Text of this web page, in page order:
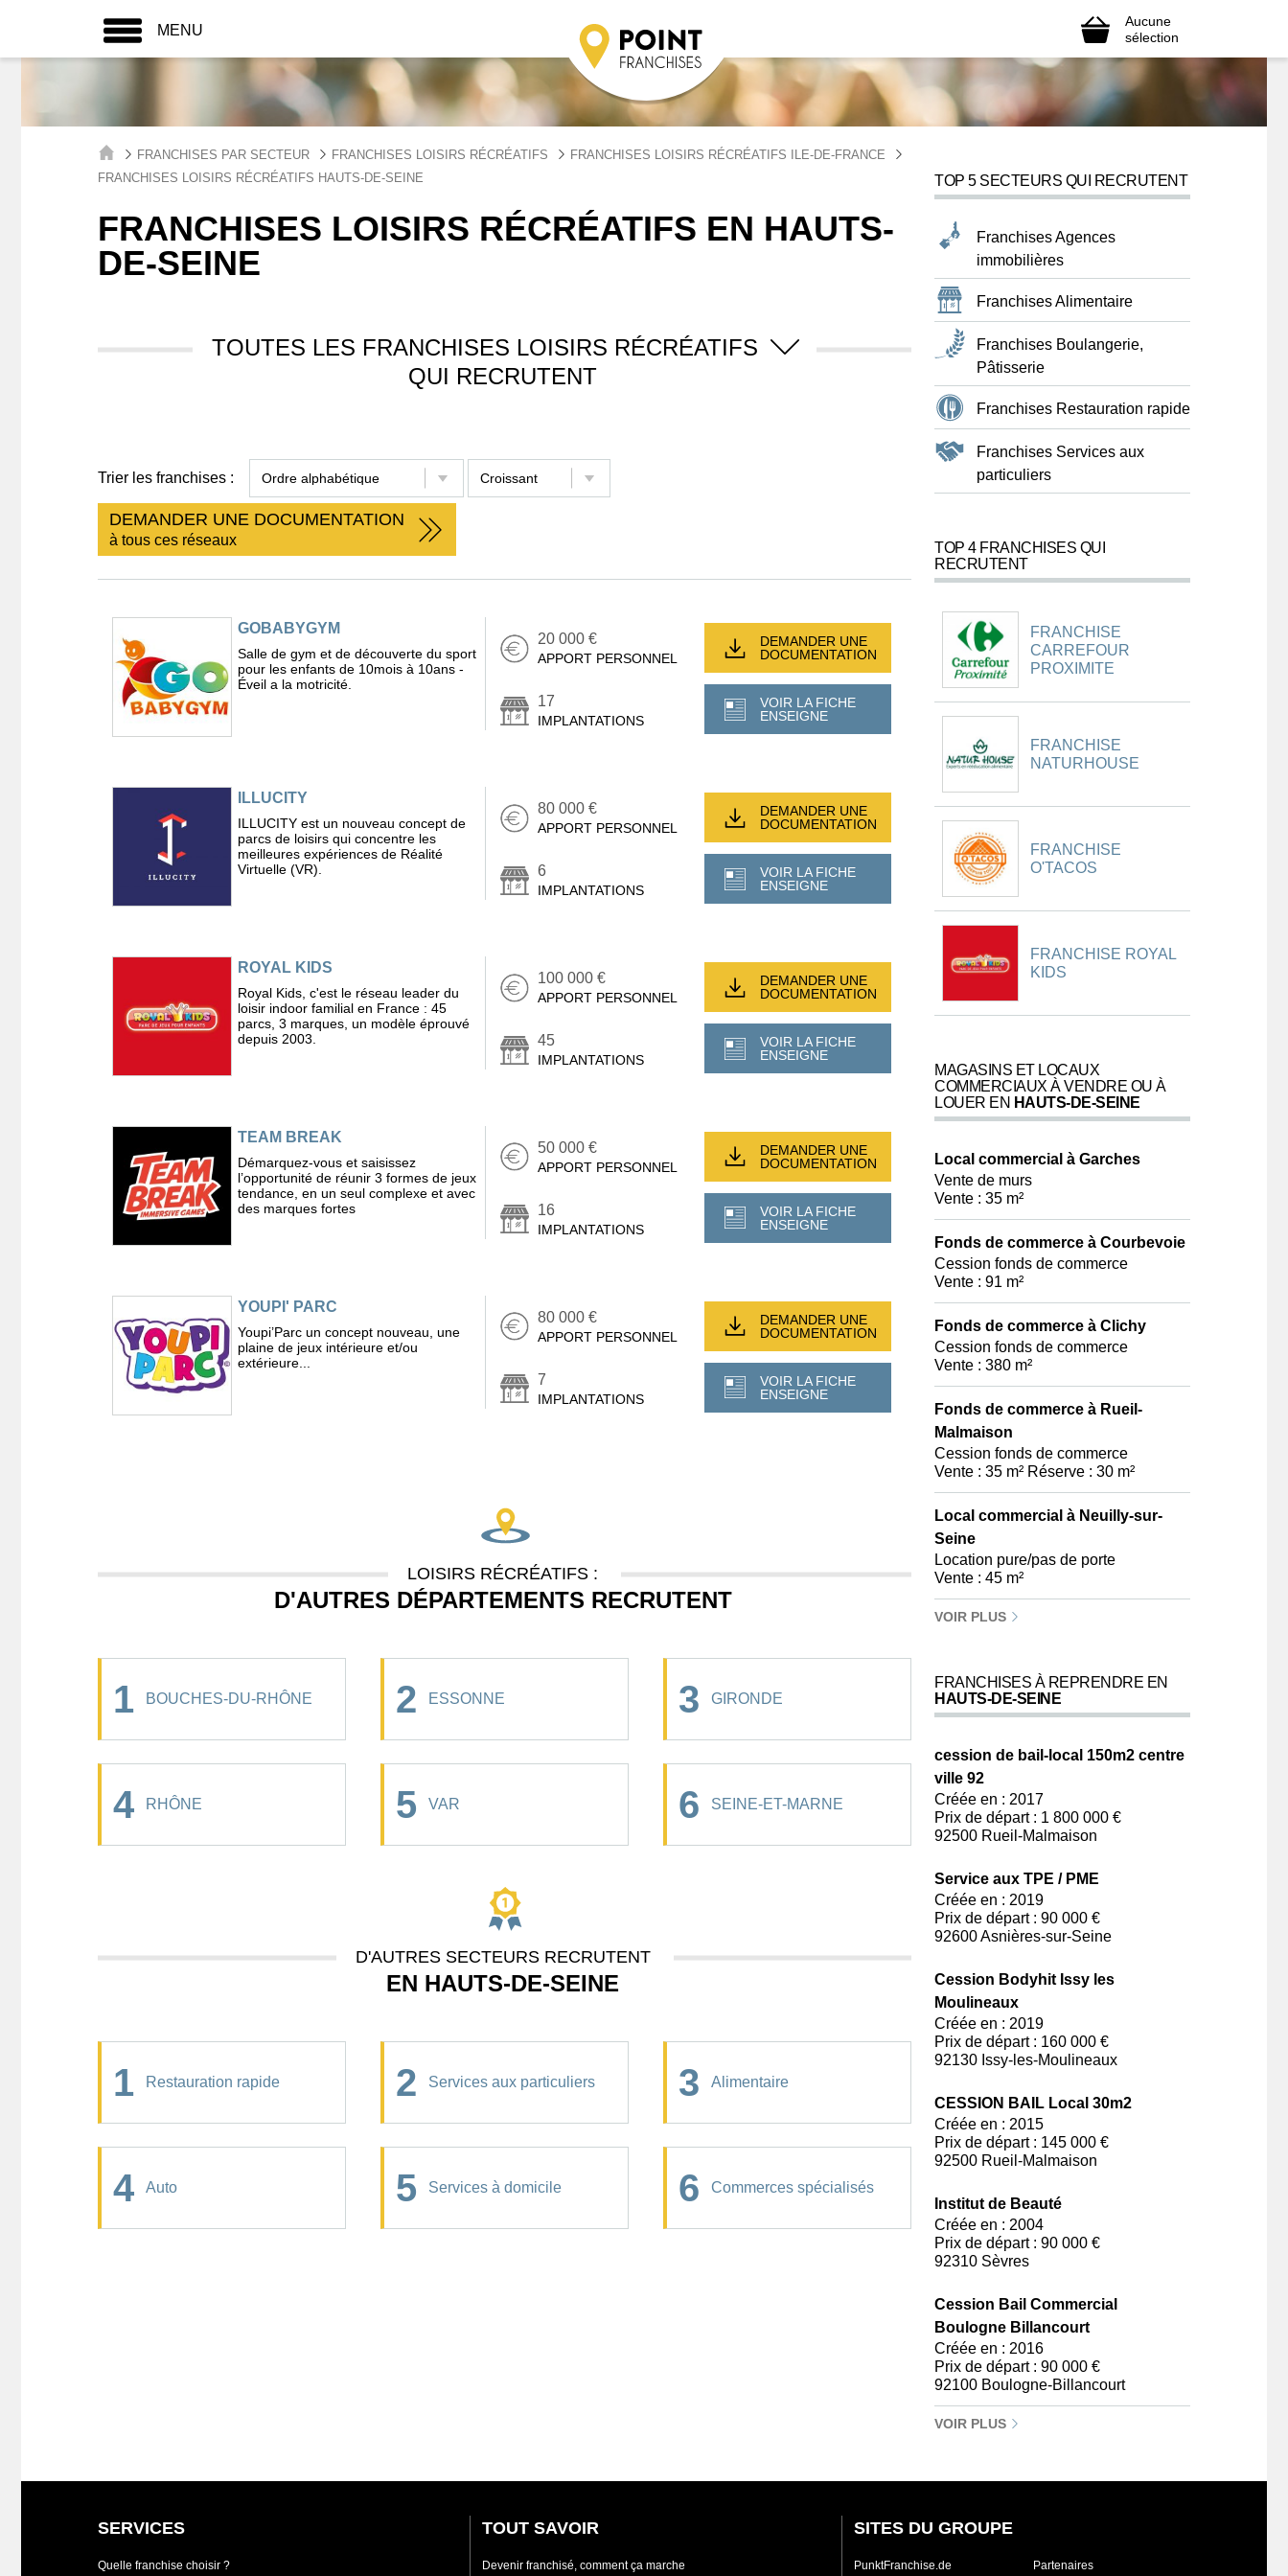
MENU
Aucune
sélection
FRANCHISES PAR SECTEUR FRANCHISES LOISIRS RÉCRÉATIFS
FRANCHISES LOISIRS RÉCRÉATIFS ILE-DE-FRANCE
FRANCHISES LOISIRS RÉCRÉATIFS HAUTS-DE-SEINE
FRANCHISES LOISIRS RÉCRÉATIFS EN HAUTS-
DE-SEINE
TOUTES LES FRANCHISES LOISIRS RÉCRÉATIFS
QUI RECRUTENT
Trier les franchises :
DEMANDER UNE DOCUMENTATION
à tous ces réseaux
GOBABYGYM
Salle de gym et de découverte du sport
pour les enfants de 10mois à 10ans -
Éveil a la motricité.
20 000 €
APPORT PERSONNEL
17
IMPLANTATIONS
DEMANDER UNE
DOCUMENTATION
VOIR LA FICHE
ENSEIGNE
ILLUCITY
ILLUCITY est un nouveau concept de
parcs de loisirs qui concentre les
meilleures expériences de Réalité
Virtuelle (VR).
80 000 €
APPORT PERSONNEL
6
IMPLANTATIONS
DEMANDER UNE
DOCUMENTATION
VOIR LA FICHE
ENSEIGNE
ROYAL KIDS
Royal Kids, c'est le réseau leader du
loisir indoor familial en France : 45
parcs, 3 marques, un modèle éprouvé
depuis 2003.
100 000 €
APPORT PERSONNEL
45
IMPLANTATIONS
DEMANDER UNE
DOCUMENTATION
VOIR LA FICHE
ENSEIGNE
TEAM BREAK
Démarquez-vous et saisissez
l’opportunité de réunir 3 formes de jeux
tendance, en un seul complexe et avec
des marques fortes
50 000 €
APPORT PERSONNEL
16
IMPLANTATIONS
DEMANDER UNE
DOCUMENTATION
VOIR LA FICHE
ENSEIGNE
YOUPI' PARC
Youpi’Parc un concept nouveau, une
plaine de jeux intérieure et/ou
extérieure...
80 000 €
APPORT PERSONNEL
7
IMPLANTATIONS
DEMANDER UNE
DOCUMENTATION
VOIR LA FICHE
ENSEIGNE
LOISIRS RÉCRÉATIFS :
D'AUTRES DÉPARTEMENTS RECRUTENT
1 BOUCHES-DU-RHÔNE 2 ESSONNE 3 GIRONDE
4 RHÔNE 5 VAR 6 SEINE-ET-MARNE
D'AUTRES SECTEURS RECRUTENT
EN HAUTS-DE-SEINE
1 Restauration rapide 2 Services aux particuliers 3 Alimentaire
4 Auto 5 Services à domicile 6 Commerces spécialisés
TOP 5 SECTEURS QUI RECRUTENT
Franchises Agences
immobilières
Franchises Alimentaire
Franchises Boulangerie,
Pâtisserie
Franchises Restauration rapide
Franchises Services aux
particuliers
TOP 4 FRANCHISES QUI
RECRUTENT
FRANCHISE
CARREFOUR
PROXIMITE
FRANCHISE
NATURHOUSE
FRANCHISE
O'TACOS
FRANCHISE ROYAL
KIDS
MAGASINS ET LOCAUX
COMMERCIAUX À VENDRE OU À
LOUER EN HAUTS-DE-SEINE
Local commercial à Garches
Vente de murs
Vente : 35 m²
Fonds de commerce à Courbevoie
Cession fonds de commerce
Vente : 91 m²
Fonds de commerce à Clichy
Cession fonds de commerce
Vente : 380 m²
Fonds de commerce à Rueil-
Malmaison
Cession fonds de commerce
Vente : 35 m² Réserve : 30 m²
Local commercial à Neuilly-sur-
Seine
Location pure/pas de porte
Vente : 45 m²
VOIR PLUS
FRANCHISES À REPRENDRE EN
HAUTS-DE-SEINE
cession de bail-local 150m2 centre
ville 92
Créée en : 2017
Prix de départ : 1 800 000 €
92500 Rueil-Malmaison
Service aux TPE / PME
Créée en : 2019
Prix de départ : 90 000 €
92600 Asnières-sur-Seine
Cession Bodyhit Issy les
Moulineaux
Créée en : 2019
Prix de départ : 160 000 €
92130 Issy-les-Moulineaux
CESSION BAIL Local 30m2
Créée en : 2015
Prix de départ : 145 000 €
92500 Rueil-Malmaison
Institut de Beauté
Créée en : 2004
Prix de départ : 90 000 €
92310 Sèvres
Cession Bail Commercial
Boulogne Billancourt
Créée en : 2016
Prix de départ : 90 000 €
92100 Boulogne-Billancourt
VOIR PLUS
SERVICES
Quelle franchise choisir ?
TOUT SAVOIR
Devenir franchisé, comment ça marche
SITES DU GROUPE
PunktFranchise.de Partenaires